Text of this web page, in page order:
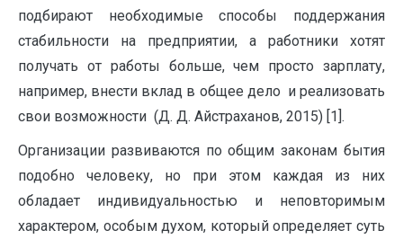
подбирают необходимые способы поддержания
стабильности на предприятии, а работники хотят
получать от работы больше, чем просто зарплату,
например, внести вклад в общее дело и реализовать
свои возможности (Д. Д. Айстраханов, 2015) [1].
Организации развиваются по общим законам бытия
подобно человеку, но при этом каждая из них
обладает индивидуальностью и неповторимым
характером, особым духом, который определяет суть